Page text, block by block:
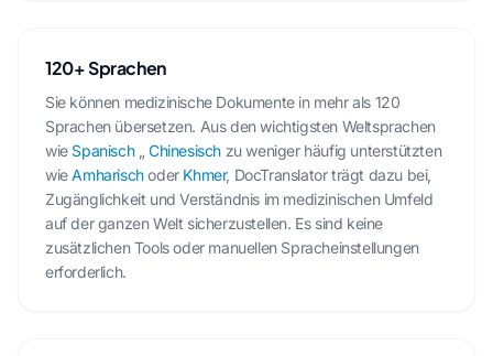
120+ Sprachen
Sie können medizinische Dokumente in mehr als 120
Sprachen übersetzen. Aus den wichtigsten Weltsprachen
wie Spanisch„Chinesisch zu weniger häufig unterstützten
wieAmharischoder Khmer, DocTranslator trägt dazu bei,
Zugänglichkeit und Verständnis im medizinischen Umfeld
auf der ganzen Welt sicherzustellen. Es sind keine
zusätzlichen Tools oder manuellen Spracheinstellungen
erforderlich.